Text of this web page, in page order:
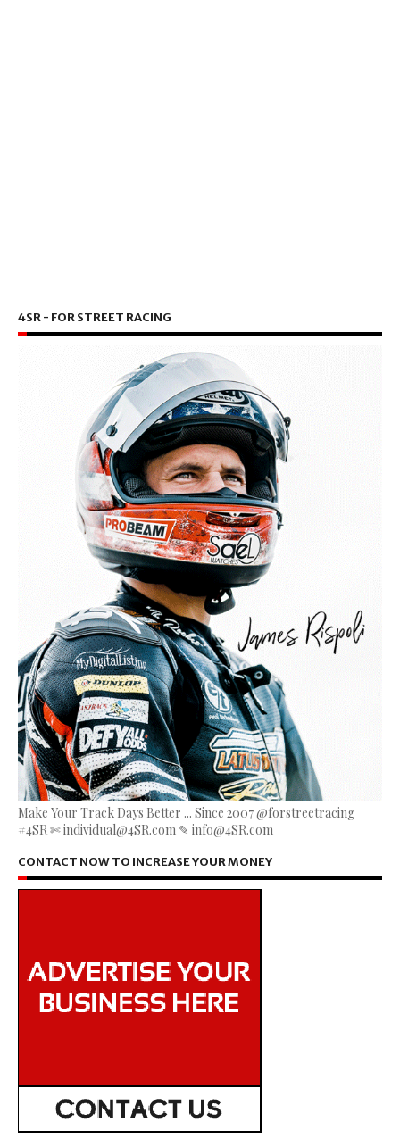
4SR - FOR STREET RACING
Make Your Track Days Better ... Since 2007 @forstreetracing
#4SR ✄ individual@4SR.com ✎ info@4SR.com
CONTACT NOW TO INCREASE YOUR MONEY